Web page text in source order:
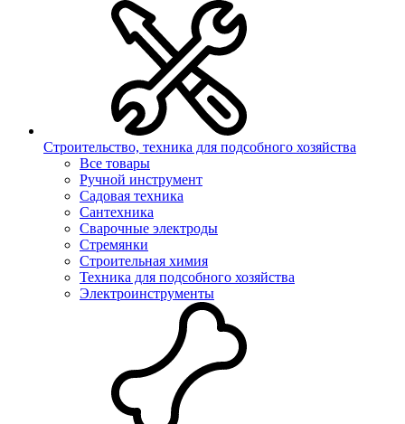
Строительство, техника для подсобного хозяйства
Все товары
Ручной инструмент
Садовая техника
Сантехника
Сварочные электроды
Стремянки
Строительная химия
Техника для подсобного хозяйства
Электроинструменты